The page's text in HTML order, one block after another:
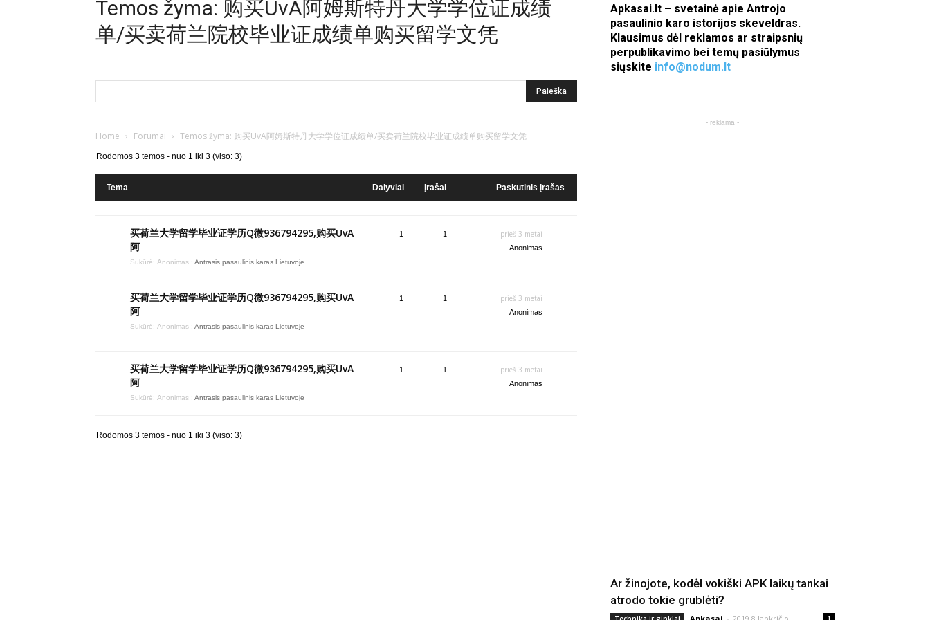
Apkasai.lt
Temos žyma: 购买UvA阿姆斯特丹大学学位证成绩
单/买卖荷兰院校毕业证成绩单购买留学文凭
Home › Forumai › Temos žyma: 购买UvA阿姆斯特丹大学学位证成绩单/买卖荷兰院校毕业证成绩单购买留学文凭
Rodomos 3 temos - nuo 1 iki 3 (viso: 3)
Tema Dalyviai Įrašai Paskutinis įrašas
买荷兰大学留学毕业证学历Q微936794295,购买UvA
阿
Sukūrė: Anonimas : Antrasis pasaulinis karas Lietuvoje
1 1 prieš 3 metai
Anonimas
买荷兰大学留学毕业证学历Q微936794295,购买UvA
阿
Sukūrė: Anonimas : Antrasis pasaulinis karas Lietuvoje
1 1 prieš 3 metai
Anonimas
买荷兰大学留学毕业证学历Q微936794295,购买UvA
阿
Sukūrė: Anonimas : Antrasis pasaulinis karas Lietuvoje
1 1 prieš 3 metai
Anonimas
Rodomos 3 temos - nuo 1 iki 3 (viso: 3)
Apkasai.lt – svetainė apie Antrojo
pasaulinio karo istorijos skeveldras.
Klausimus dėl reklamos ar straipsnių
perpublikavimo bei temų pasiūlymus
siųskite info@nodum.lt
- reklama -
Ar žinojote, kodėl vokiški APK laikų tankai
atrodo tokie grublėti?